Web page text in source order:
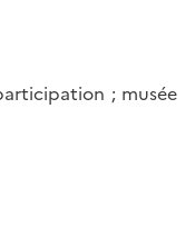
; musée